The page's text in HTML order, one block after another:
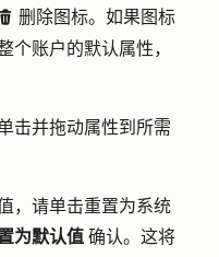
delete 删除图标。如果图标
个账户的默认属性，
击并拖动属性到所需
，请单击重置为系统
为默认值 确认。这将